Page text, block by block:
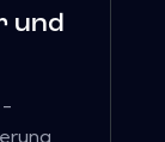
und
-